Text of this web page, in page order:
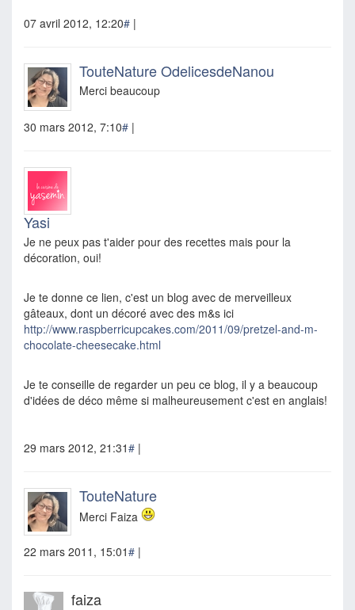
07 avril 2012, 12:20# |
TouteNature OdelicesdeNanou
Merci beaucoup
30 mars 2012, 7:10# |
Yasi
Je ne peux pas t'aider pour des recettes mais pour la
décoration, oui!
Je te donne ce lien, c'est un blog avec de merveilleux
gâteaux, dont un décoré avec des m&s ici
http://www.raspberricupcakes.com/2011/09/pretzel-and-m-
chocolate-cheesecake.html
Je te conseille de regarder un peu ce blog, il y a beaucoup
d'idées de déco même si malheureusement c'est en anglais!
29 mars 2012, 21:31# |
TouteNature
Merci Faiza
22 mars 2011, 15:01# |
faiza